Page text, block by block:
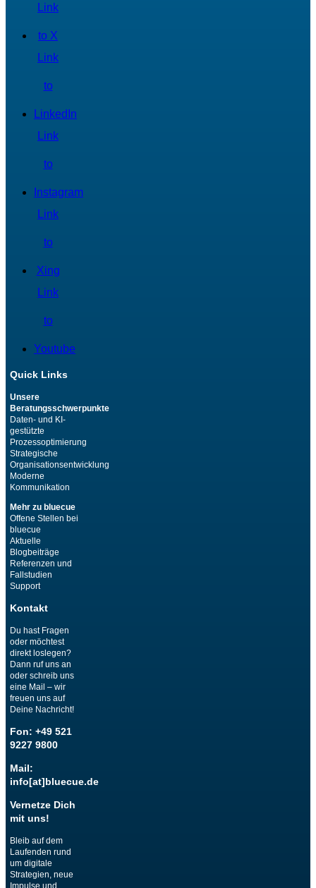
Link
to X
Link
to
LinkedIn
Link
to
Instagram
Link
to
Xing
Link
to
Youtube
Quick Links
Unsere
Beratungsschwerpunkte
Daten- und KI-
gestützte
Prozessoptimierung
Strategische
Organisationsentwicklung
Moderne
Kommunikation
Mehr zu bluecue
Offene Stellen bei
bluecue
Aktuelle
Blogbeiträge
Referenzen und
Fallstudien
Support
Kontakt
Du hast Fragen
oder möchtest
direkt loslegen?
Dann ruf uns an
oder schreib uns
eine Mail – wir
freuen uns auf
Deine Nachricht!
Fon: +49 521
9227 9800
Mail:
info[at]bluecue.de
Vernetze Dich
mit uns!
Bleib auf dem
Laufenden rund
um digitale
Strategien, neue